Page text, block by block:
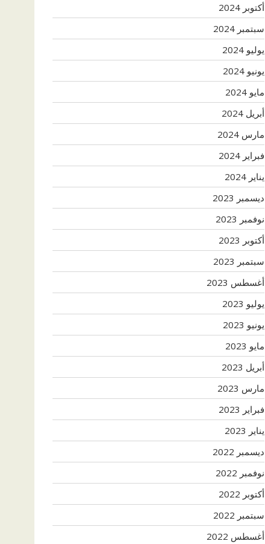
أكتوبر 2024
سبتمبر 2024
يوليو 2024
يونيو 2024
مايو 2024
أبريل 2024
مارس 2024
فبراير 2024
يناير 2024
ديسمبر 2023
نوفمبر 2023
أكتوبر 2023
سبتمبر 2023
أغسطس 2023
يوليو 2023
يونيو 2023
مايو 2023
أبريل 2023
مارس 2023
فبراير 2023
يناير 2023
ديسمبر 2022
نوفمبر 2022
أكتوبر 2022
سبتمبر 2022
أغسطس 2022